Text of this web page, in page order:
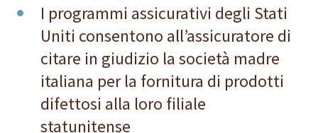
I programmi assicurativi degli Stati
Uniti consentono all’assicuratore di
citare in giudizio la società madre
italiana per la fornitura di prodotti
difettosi alla loro filiale
statunitense